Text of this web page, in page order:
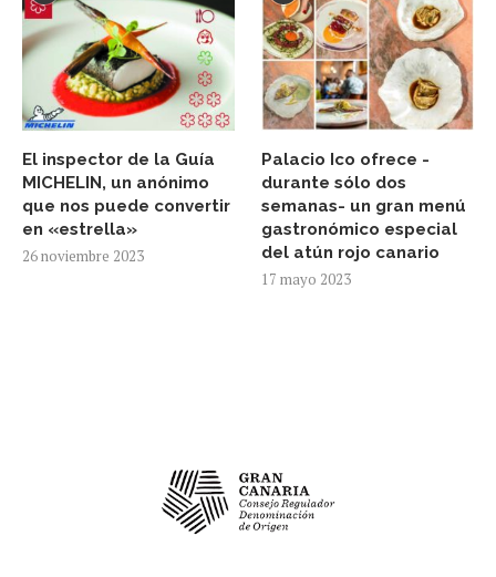
El inspector de la Guía
MICHELIN, un anónimo
que nos puede convertir
en «estrella»
26 noviembre 2023
Palacio Ico ofrece -
durante sólo dos
semanas- un gran menú
gastronómico especial
del atún rojo canario
17 mayo 2023